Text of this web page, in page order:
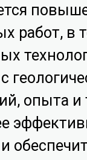
работ, в
опыта и